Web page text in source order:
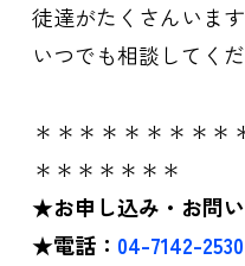
徒達がたくさんいます
いつでも相談してくだ
＊＊＊＊＊＊＊＊＊
＊＊＊＊＊＊＊
★お申し込み・お問
★電話： 04-7142-2530